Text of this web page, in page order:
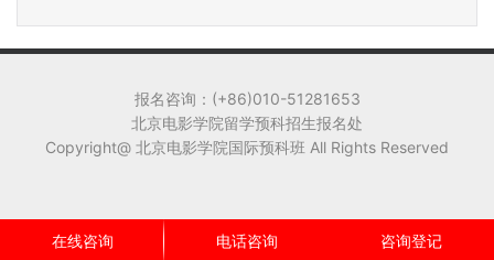
报名咨询：(+86)010-51281653
北京电影学院留学预科招生报名处
Copyright@ 北京电影学院国际预科班 All Rights Reserved
在线咨询 电话咨询 咨询登记